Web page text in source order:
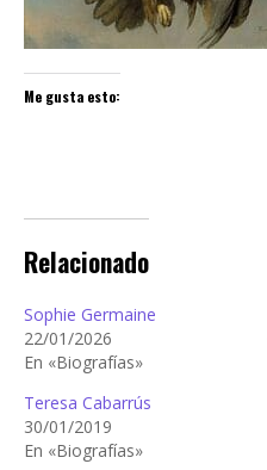
Me gusta esto:
Relacionado
Sophie Germaine
22/01/2026
En «Biografías»
Teresa Cabarrús
30/01/2019
En «Biografías»